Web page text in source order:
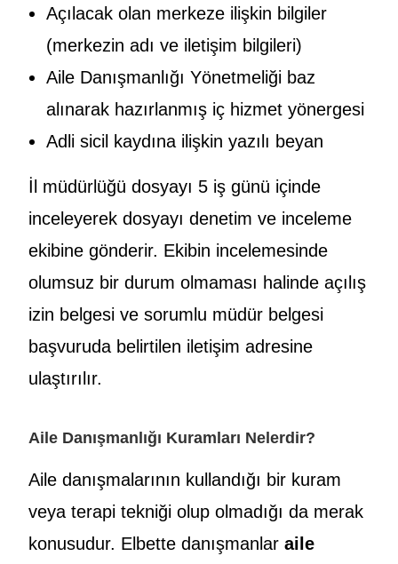
Açılacak olan merkeze ilişkin bilgiler
(merkezin adı ve iletişim bilgileri)
Aile Danışmanlığı Yönetmeliği baz
alınarak hazırlanmış iç hizmet yönergesi
Adli sicil kaydına ilişkin yazılı beyan
İl müdürlüğü dosyayı 5 iş günü içinde
inceleyerek dosyayı denetim ve inceleme
ekibine gönderir. Ekibin incelemesinde
olumsuz bir durum olmaması halinde açılış
izin belgesi ve sorumlu müdür belgesi
başvuruda belirtilen iletişim adresine
ulaştırılır.
Aile Danışmanlığı Kuramları Nelerdir?
Aile danışmalarının kullandığı bir kuram
veya terapi tekniği olup olmadığı da merak
konusudur. Elbette danışmanlaraile